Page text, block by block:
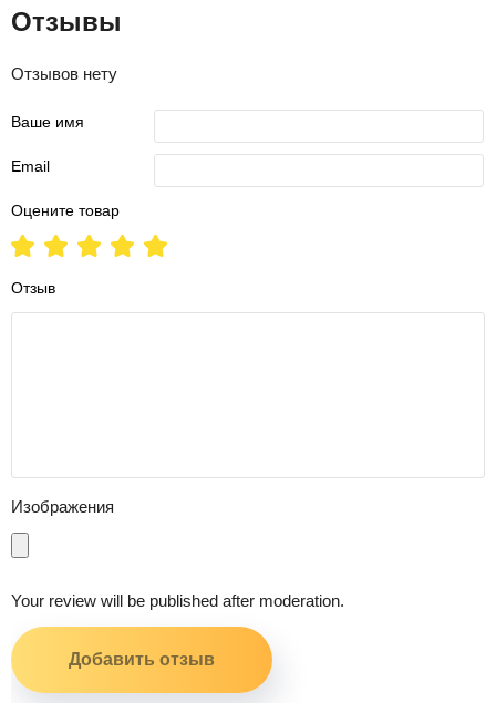
Отзывы
Отзывов нету
Ваше имя
Email
Оцените товар
Отзыв
Изображения
Your review will be published after moderation.